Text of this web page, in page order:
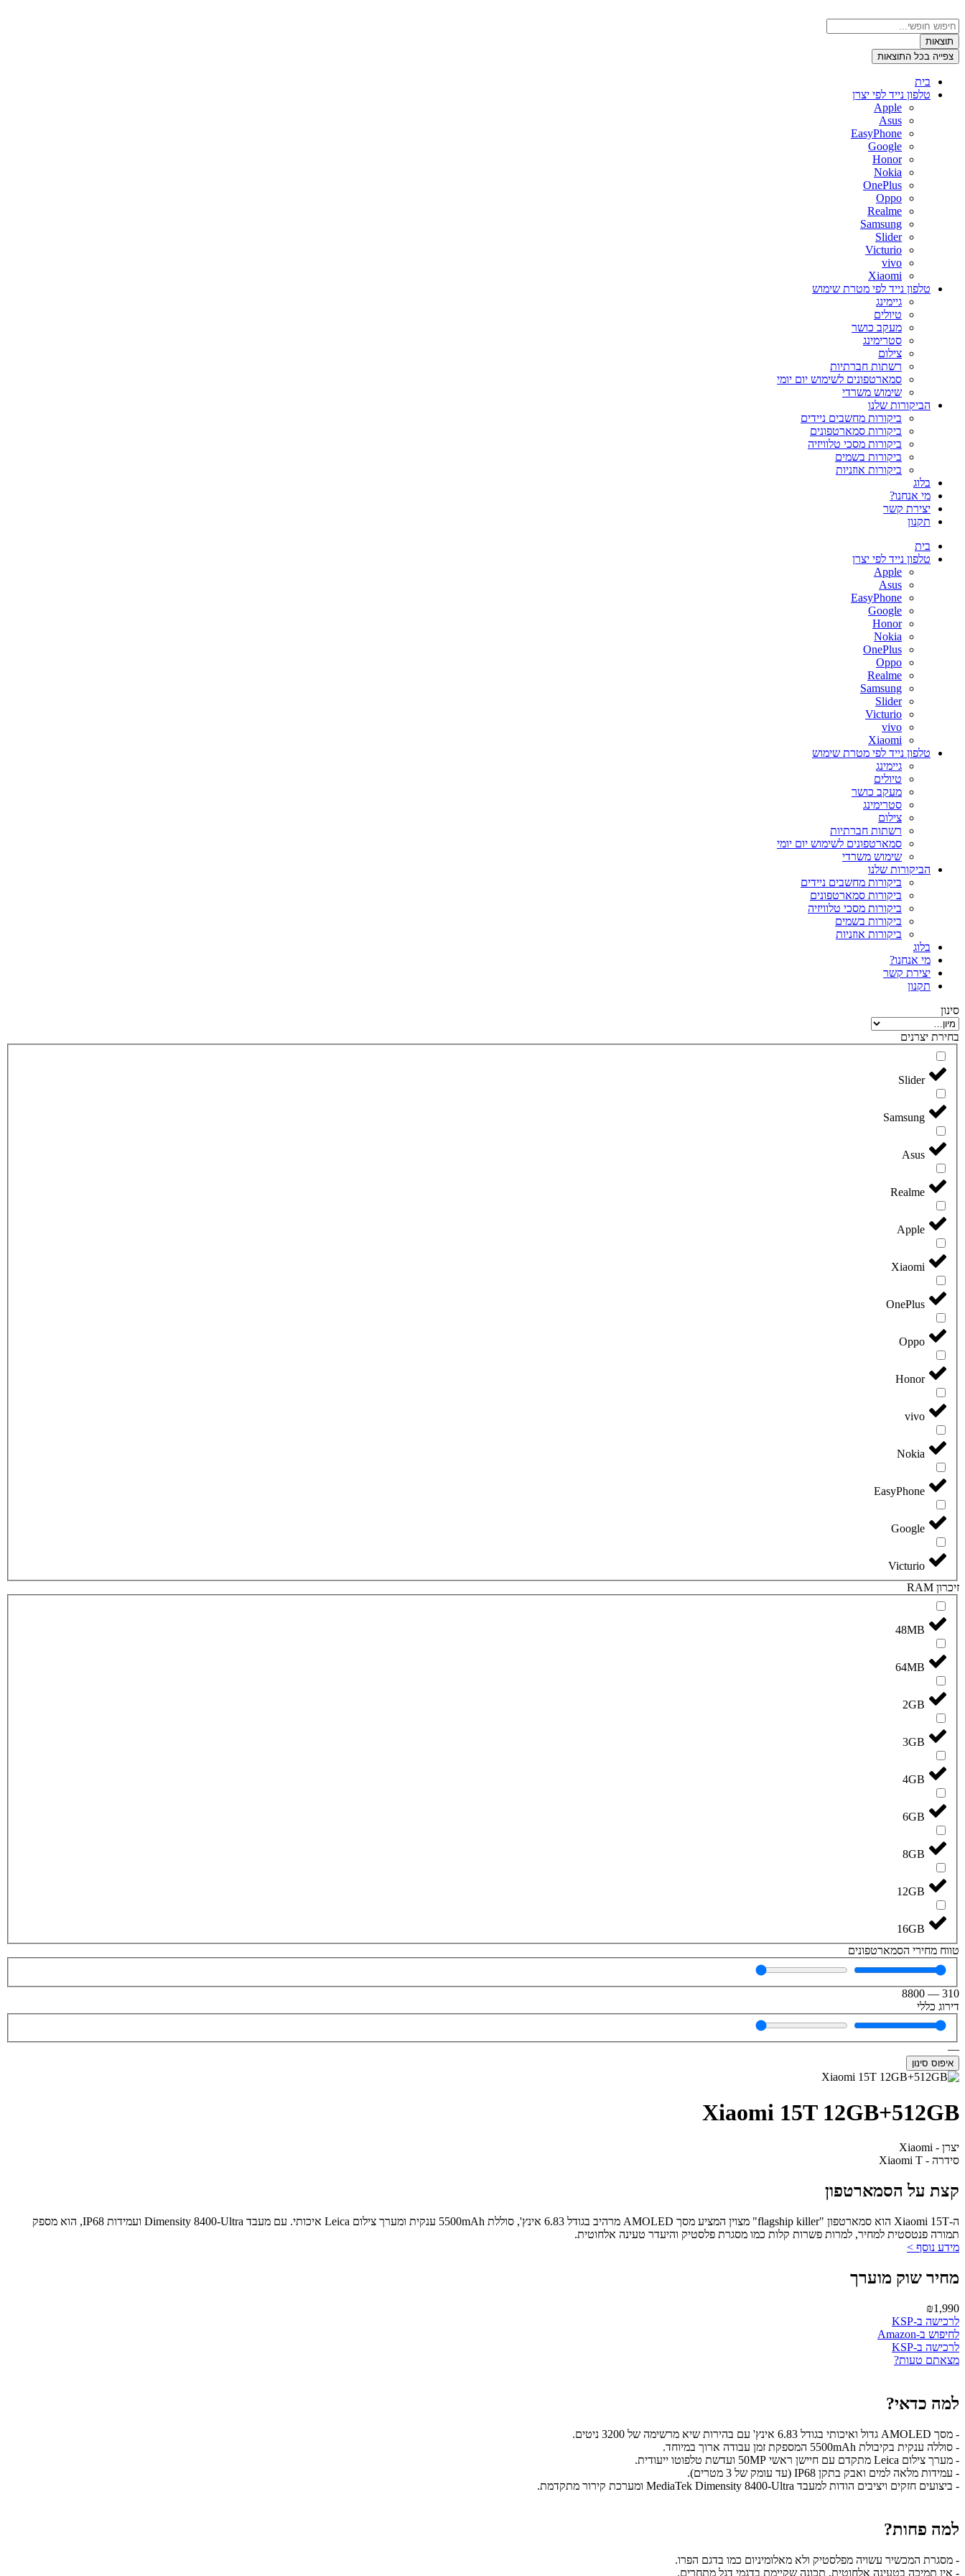
לתוכן
Search
...תוצאות
צפייה בכל התוצאות
בית
טלפון נייד לפי יצרן
Apple
Asus
EasyPhone
Google
Honor
Nokia
OnePlus
Oppo
Realme
Samsung
Slider
Victurio
vivo
Xiaomi
טלפון נייד לפי מטרת שימוש
גיימינג
טיולים
מעקב כושר
סטרימינג
צילום
רשתות חברתיות
סמארטפונים לשימוש יום יומי
שימוש משרדי
הביקורות שלנו
ביקורות מחשבים ניידים
ביקורות סמארטפונים
ביקורות מסכי טלוויזיה
ביקורות בשמים
ביקורות אוזניות
בלוג
מי אנחנו?
יצירת קשר
תקנון
בית
טלפון נייד לפי יצרן
Apple
Asus
EasyPhone
Google
Honor
Nokia
OnePlus
Oppo
Realme
Samsung
Slider
Victurio
vivo
Xiaomi
טלפון נייד לפי מטרת שימוש
גיימינג
טיולים
מעקב כושר
סטרימינג
צילום
רשתות חברתיות
סמארטפונים לשימוש יום יומי
שימוש משרדי
הביקורות שלנו
ביקורות מחשבים ניידים
ביקורות סמארטפונים
ביקורות מסכי טלוויזיה
ביקורות בשמים
ביקורות אוזניות
בלוג
מי אנחנו?
יצירת קשר
תקנון
סינון
בחירת יצרנים
Slider
Samsung
Asus
Realme
Apple
Xiaomi
OnePlus
Oppo
Honor
vivo
Nokia
EasyPhone
Google
Victurio
זיכרון RAM
48MB
64MB
2GB
3GB
4GB
6GB
8GB
12GB
16GB
טווח מחירי הסמארטפונים
310
—
8800
דירוג כללי
—
איפוס סינון
Xiaomi 15T 12GB+512GB
יצרן - Xiaomi
סידרה - Xiaomi T
קצת על הסמארטפון
ה-Xiaomi 15T הוא סמארטפון "flagship killer" מצוין המציע מסך AMOLED מרהיב בגודל 6.83 אינץ', סוללת 5500mAh ענקית ומערך צילום Leica איכותי. עם מעבד Dimensity 8400-Ultra ועמידות IP68, הוא מספק
תמורה פנטסטית למחיר, למרות פשרות קלות כמו מסגרת פלסטיק והיעדר טעינה אלחוטית.
מידע נוסף >
מחיר שוק מוערך
₪1,990
לרכישה ב-KSP
לחיפוש ב-Amazon
לרכישה ב-KSP
מצאתם טעות?
למה כדאי?
- מסך AMOLED גדול ואיכותי בגודל 6.83 אינץ' עם בהירות שיא מרשימה של 3200 ניטים.
- סוללה ענקית בקיבולת 5500mAh המספקת זמן עבודה ארוך במיוחד.
- מערך צילום Leica מתקדם עם חיישן ראשי 50MP ועדשת טלפוטו ייעודית.
- עמידות מלאה למים ואבק בתקן IP68 (עד עומק של 3 מטרים).
- ביצועים חזקים ויציבים הודות למעבד MediaTek Dimensity 8400-Ultra ומערכת קירור מתקדמת.
למה פחות?
- מסגרת המכשיר עשויה מפלסטיק ולא מאלומיניום כמו בדגם הפרו.
- אין תמיכה בטעינה אלחוטית, תכונה שקיימת בדגמי דגל מתחרים.